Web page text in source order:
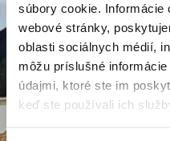
súbory cookie. Informácie
webové stránky,
oblasti sociálnych médií,
môžu príslušné
údajmi, ktoré ste im
keď ste používali ich